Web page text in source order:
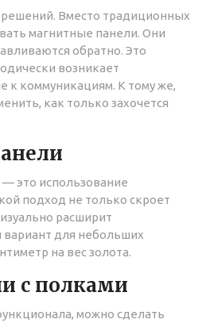
Вместо традиционных
магнитные панели. Они
обратно. Это
возникает
к коммуникациям. К тому же,
как только захочется
это использование
подход не только скроет
расширит
вариант для небольших
на вес золота.
с полками
можно сделать